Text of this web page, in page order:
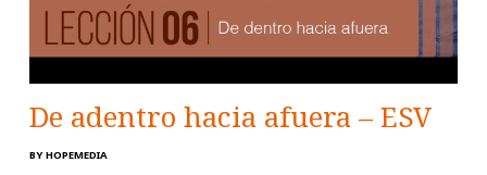
De adentro hacia afuera – ESV
BY HOPEMEDIA